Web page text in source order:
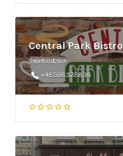
Central Park Bistro
Świebodzice
+48508375838